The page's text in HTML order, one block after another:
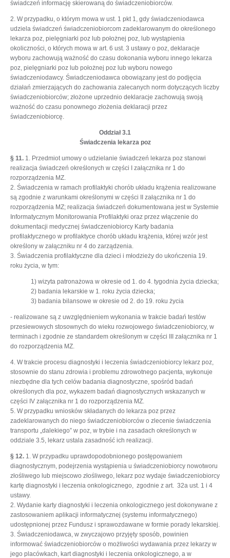
świadczeń informację skierowaną do świadczeniobiorców.
2. W przypadku, o którym mowa w ust. 1 pkt 1, gdy świadczeniodawca
udziela świadczeń świadczeniobiorcom zadeklarowanym do określonego
lekarza poz, pielęgniarki poz lub położnej poz, lub wystąpienia
okoliczności, o których mowa w art. 6 ust. 3 ustawy o poz, deklaracje
wyboru zachowują ważność do czasu dokonania wyboru innego lekarza
poz, pielęgniarki poz lub położnej poz lub wyboru nowego
świadczeniodawcy. Świadczeniodawca obowiązany jest do podjęcia
działań zmierzających do zachowania zalecanych norm dotyczących liczby
świadczeniobiorców; złożone uprzednio deklaracje zachowują swoją
ważność do czasu ponownego złożenia deklaracji przez
świadczeniobiorcę.
Oddział 3.1
Świadczenia lekarza poz
§ 11. 1. Przedmiot umowy o udzielanie świadczeń lekarza poz stanowi
realizacja świadczeń określonych w części I załącznika nr 1 do
rozporządzenia MZ.
2. Świadczenia w ramach profilaktyki chorób układu krążenia realizowane
są zgodnie z warunkami określonymi w części II załącznika nr 1 do
rozporządzenia MZ; realizacja świadczeń dokumentowana jest w Systemie
Informatycznym Monitorowania Profilaktyki oraz przez włączenie do
dokumentacji medycznej świadczeniobiorcy Karty badania
profilaktycznego w profilaktyce chorób układu krążenia, której wzór jest
określony w załączniku nr 4 do zarządzenia.
3. Świadczenia profilaktyczne dla dzieci i młodzieży do ukończenia 19.
roku życia, w tym:
1) wizyta patronażowa w okresie od 1. do 4. tygodnia życia dziecka;
2) badania lekarskie w 1. roku życia dziecka;
3) badania bilansowe w okresie od 2. do 19. roku życia
- realizowane są z uwzględnieniem wykonania w trakcie badań testów
przesiewowych stosownych do wieku rozwojowego świadczeniobiorcy, w
terminach i zgodnie ze standardem określonym w części III załącznika nr 1
do rozporządzenia MZ.
4. W trakcie procesu diagnostyki i leczenia świadczeniobiorcy lekarz poz,
stosownie do stanu zdrowia i problemu zdrowotnego pacjenta, wykonuje
niezbędne dla tych celów badania diagnostyczne, spośród badań
określonych dla poz, wykazem badań diagnostycznych wskazanych w
części IV załącznika nr 1 do rozporządzenia MZ.
5. W przypadku wniosków składanych do lekarza poz przez
zadeklarowanych do niego świadczeniobiorców o zlecenie świadczenia
transportu „dalekiego” w poz, w trybie i na zasadach określonych w
oddziale 3.5, lekarz ustala zasadność ich realizacji.
§ 12. 1. W przypadku uprawdopodobnionego postępowaniem
diagnostycznym, podejrzenia wystąpienia u świadczeniobiorcy nowotworu
złośliwego lub miejscowo złośliwego, lekarz poz wydaje świadczeniobiorcy
kartę diagnostyki i leczenia onkologicznego, zgodnie z art. 32a ust. 1 i 4
ustawy.
2. Wydanie karty diagnostyki i leczenia onkologicznego jest dokonywane z
zastosowaniem aplikacji informatycznej (systemu informatycznego)
udostępnionej przez Fundusz i sprawozdawane w formie porady lekarskiej.
3. Świadczeniodawca, w zwyczajowo przyjęty sposób, powinien
informować świadczeniobiorców o możliwości wydawania przez lekarzy w
jego placówkach, kart diagnostyki i leczenia onkologicznego, a w